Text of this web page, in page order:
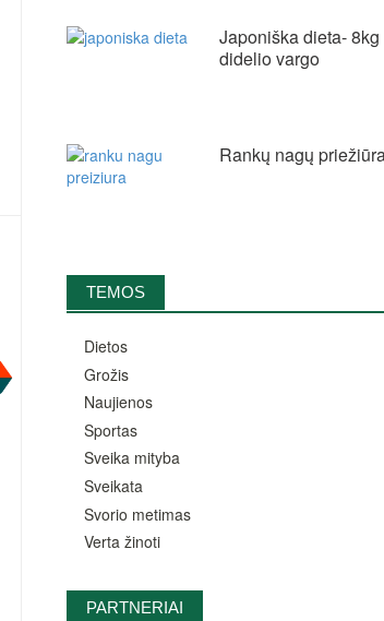
Japoniška dieta- 8kg
didelio vargo
Rankų nagų
TEMOS
Dietos
Grožis
Naujienos
Sportas
Sveika mityba
Sveikata
Svorio metimas
Verta žinoti
PARTNERIAI